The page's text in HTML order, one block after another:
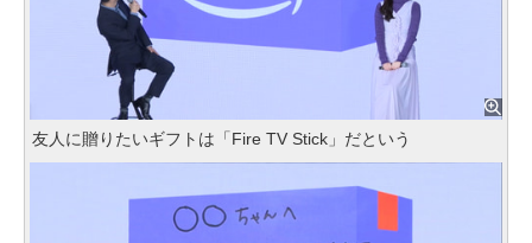
友人に贈りたいギフトは「Fire TV Stick」だという